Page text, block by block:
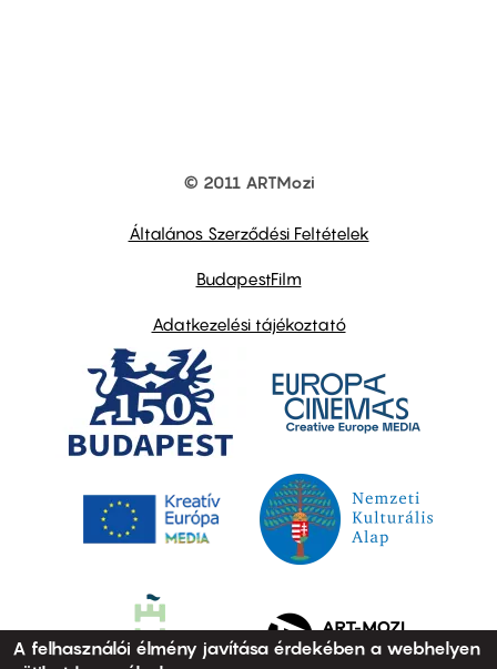
© 2011 ARTMozi
Általános Szerződési Feltételek
BudapestFilm
Adatkezelési tájékoztató
A felhasználói élmény javítása érdekében a webhelyen